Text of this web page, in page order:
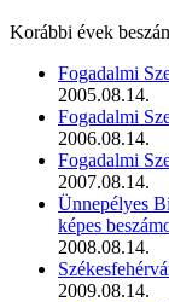
Korábbi évek
Fogadalmi
2005.08.14.
Fogadalmi
2006.08.14.
Fogadalmi
2007.08.14.
Ünnepélyes
képes
2008.08.14.
2009.08.14.